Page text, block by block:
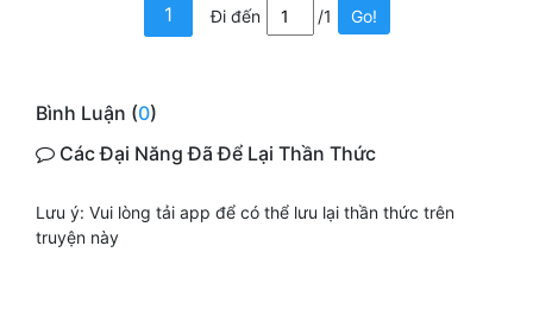
Phản Phái
1 Đi đến /1 Go!
Bình Luận (0)
Các Đại Năng Đã Để Lại Thần Thức
Lưu ý: Vui lòng tải app để có thể lưu lại thần thức trên
truyện này